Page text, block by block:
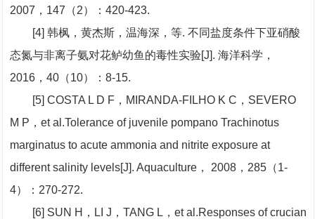
2007，147（2）：420-423.
[4] 韩枫，黄杰斯，温海深，等. 不同盐度条件下亚硝酸
态氮与非离子氨对花鲈幼鱼的毒性实验[J]. 海洋科学，
2016，40（10）：8-15.
[5] COSTA L D F，MIRANDA-FILHO K C，SEVERO
M P，et al.Tolerance of juvenile pompano Trachinotus
marginatus to acute ammonia and nitrite exposure at
different salinity levels[J]. Aquaculture， 2008，285（1-
4）：270-272.
[6] SUN H，LI J，TANG L，et al.Responses of crucian